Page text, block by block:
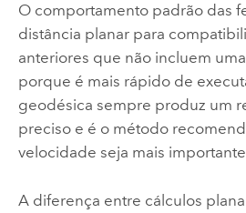
O comportamento padrão das
distância planar para
anteriores que não incluem
porque é mais rápido de
geodésica sempre produz um
preciso e é o método
velocidade seja mais
A diferença entre cálculos